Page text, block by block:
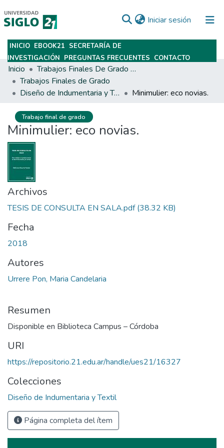
Iniciar sesión (current)
Subir
INICIO EBOOK21 SECRETARÍA DE
INVESTIGACIÓN PREGUNTAS FRECUENTES CONTACTO
Inicio
Trabajos Finales De Grado Y Posgrado
Trabajos Finales de Grado
Diseño de Indumentaria y Textil
Minimulier: eco novias.
Trabajo final de grado
Minimulier: eco novias.
Archivos
TESIS DE CONSULTA EN SALA.pdf(38.32 KB)
Fecha
2018
Autores
Urrere Pon, Maria Candelaria
Resumen
Disponible en Biblioteca Campus – Córdoba
URI
https://repositorio.21.edu.ar/handle/ues21/16327
Colecciones
Diseño de Indumentaria y Textil
Página completa del ítem